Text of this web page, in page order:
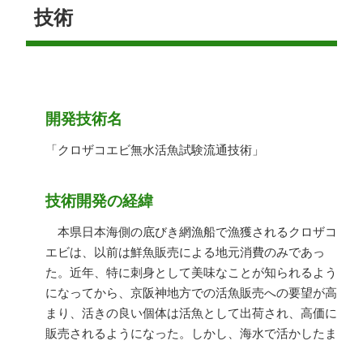
技術
開発技術名
「クロザコエビ無水活魚試験流通技術」
技術開発の経緯
本県日本海側の底びき網漁船で漁獲されるクロザコ
エビは、以前は鮮魚販売による地元消費のみであっ
た。近年、特に刺身として美味なことが知られるよう
になってから、京阪神地方での活魚販売への要望が高
まり、活きの良い個体は活魚として出荷され、高価に
販売されるようになった。しかし、海水で活かしたま